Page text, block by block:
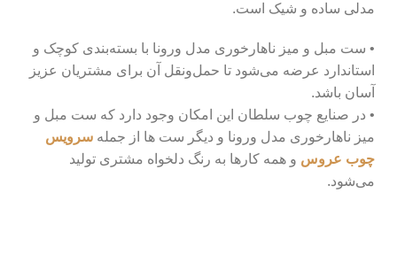
مدلی ساده و شیک است.
• ست مبل و میز ناهارخوری مدل ورونا با بسته‌بندی کوچک و
استاندارد عرضه می‌شود تا حمل‌ونقل آن برای مشتریان عزیز
آسان باشد.
• در صنایع چوب سلطان این امکان وجود دارد که ست مبل و
میز ناهارخوری مدل ورونا و دیگر ست ها از جمله سرویس
چوب عروس و همه کارها به رنگ دلخواه مشتری تولید
می‌شود.